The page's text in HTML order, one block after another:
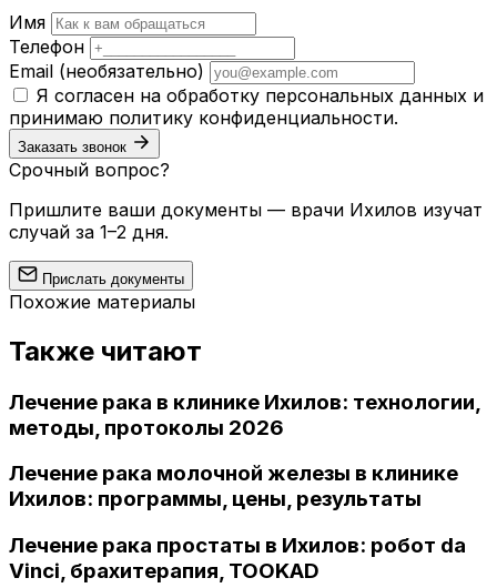
Имя
Телефон
Email (необязательно)
Я согласен на обработку персональных данных и
принимаю политику конфиденциальности.
Заказать звонок
Срочный вопрос?
Пришлите ваши документы — врачи Ихилов изучат
случай за 1–2 дня.
Прислать документы
Похожие материалы
Также читают
Лечение рака в клинике Ихилов: технологии,
методы, протоколы 2026
Лечение рака молочной железы в клинике
Ихилов: программы, цены, результаты
Лечение рака простаты в Ихилов: робот da
Vinci, брахитерапия, TOOKAD